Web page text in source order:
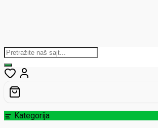
Kategorija